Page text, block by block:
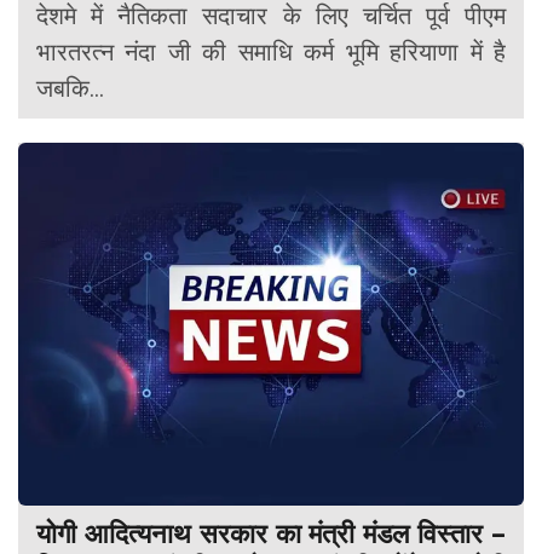
देशमे में नैतिकता सदाचार के लिए चर्चित पूर्व पीएम
भारतरत्न नंदा जी की समाधि कर्म भूमि हरियाणा में है
जबकि...
योगी आदित्यनाथ सरकार का मंत्री मंडल विस्तार –